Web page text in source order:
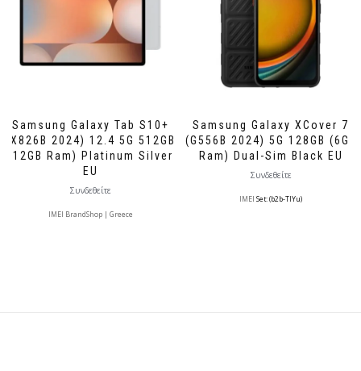
Samsung Galaxy Tab S10+
(X826B 2024) 12.4 5G 512GB
(12GB Ram) Platinum Silver
EU
Συνδεθείτε
IMEI BrandShop | Greece
Samsung Galaxy XCover 7
(G556B 2024) 5G 128GB (6GB
Ram) Dual-Sim Black EU
Συνδεθείτε
IMEI Set: (b2b-TlYu)